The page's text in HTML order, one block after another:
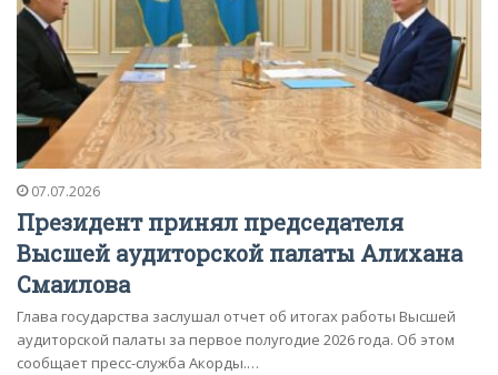
07.07.2026
Президент принял председателя
Высшей аудиторской палаты Алихана
Смаилова
Глава государства заслушал отчет об итогах работы Высшей
аудиторской палаты за первое полугодие 2026 года. Об этом
сообщает пресс-служба Акорды.…